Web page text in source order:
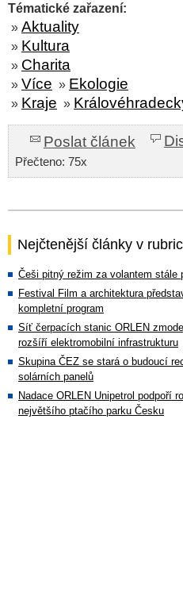
Tématické zařazení:
» Aktuality
» Kultura
» Charita
» Více » Ekologie
» Kraje »
Poslat článek
Přečteno: 75x
Nejčtenější články v
Češi pitný režim za volantem stále
Festival Film a architektura
kompletní program
Síť čerpacích stanic ORLEN
rozšíří elektromobilní infrastrukturu
Skupina ČEZ se stará o budoucí
solárních panelů
Nadace ORLEN Unipetrol podpoří
největšího ptačího parku Česku